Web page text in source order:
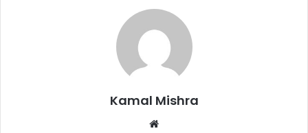
Kamal Mishra
Website